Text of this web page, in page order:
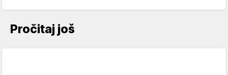
Pročitaj još